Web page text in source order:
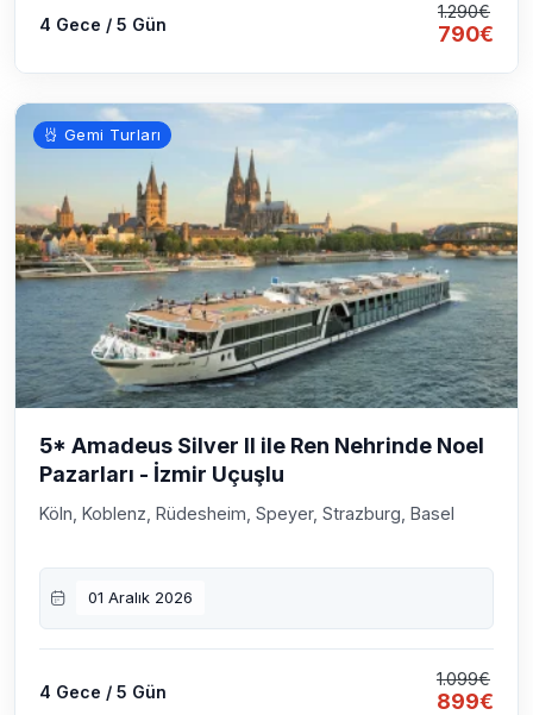
4 Gece / 5 Gün
1.290€
790€
Gemi Turları
5* Amadeus Silver II ile Ren Nehrinde Noel
Pazarları - İzmir Uçuşlu
Köln, Koblenz, Rüdesheim, Speyer, Strazburg, Basel
01 Aralık 2026
4 Gece / 5 Gün
1.099€
899€